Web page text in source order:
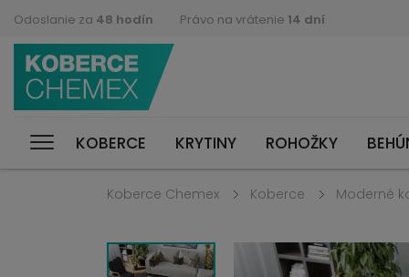
Odoslanie za 48 hodín Právo na vrátenie 14 dní
KOBERCE KRYTINY ROHOŽKY
Koberce Chemex Koberce Moderné